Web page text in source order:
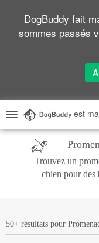
DogBuddy fait
sommes passés
est
Trouvez un
chien pour des
50+ résultats pour